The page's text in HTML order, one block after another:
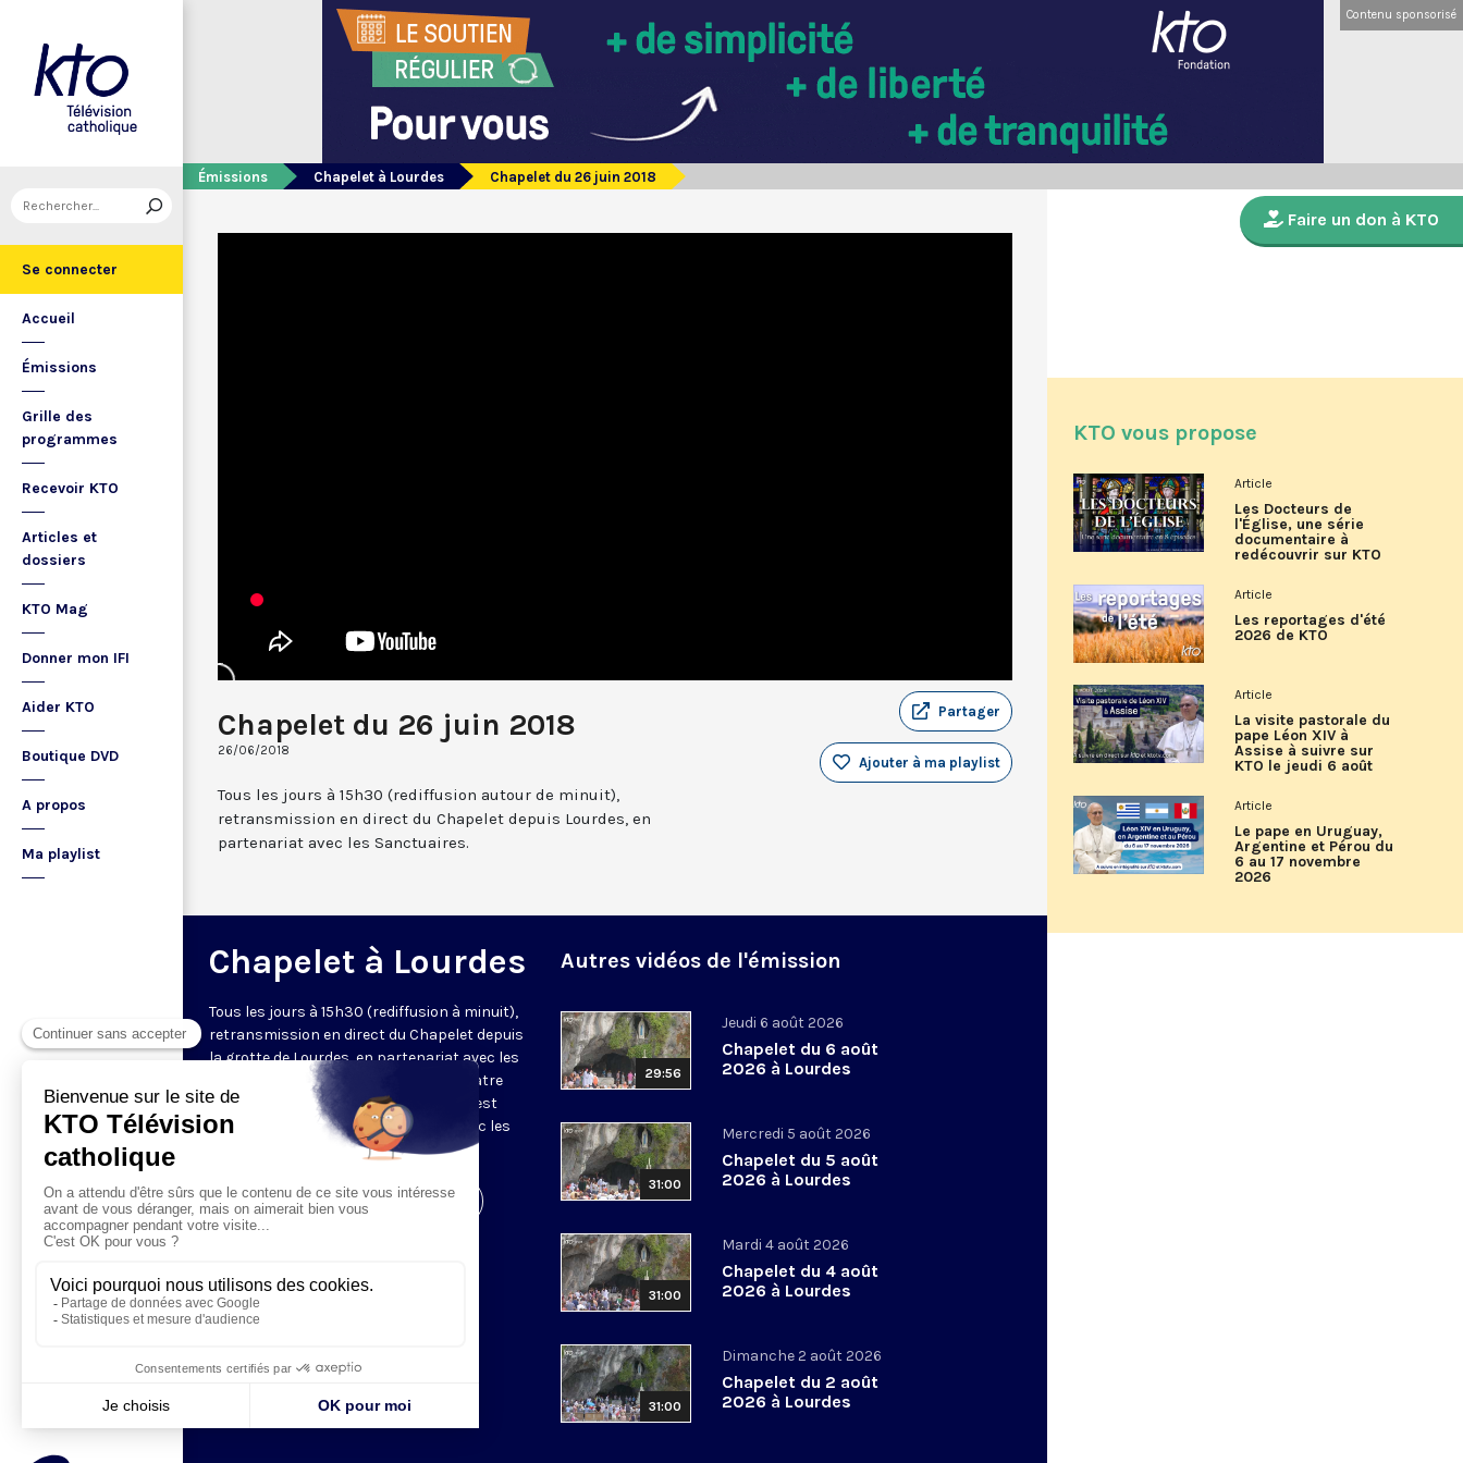
Se connecter
Accueil
Émissions
Grille des
programmes
Recevoir KTO
Articles et
dossiers
KTO Mag
Donner mon IFI
Aider KTO
Boutique DVD
A propos
Ma playlist
Contenu sponsorisé
Émissions Chapelet à Lourdes Chapelet du 26 juin 2018
Chapelet du 26 juin 2018
26/06/2018
Partager
Ajouter à ma playlist
Tous les jours à 15h30 (rediffusion autour de minuit),
retransmission en direct du Chapelet depuis Lourdes, en
partenariat avec les Sanctuaires.
Chapelet à Lourdes
Tous les jours à 15h30 (rediffusion à minuit),
retransmission en direct du Chapelet depuis
la grotte de Lourdes, en partenariat avec les
Sanctuaires. Chaque jour, l'une des quatre
méditations des mystères du Rosaire est
proposée en communion de prière avec les
Visiter la page de l'émission
Autres vidéos de l'émission
29:56
Jeudi 6 août 2026
Chapelet du 6 août
2026 à Lourdes
31:00
Mercredi 5 août 2026
Chapelet du 5 août
2026 à Lourdes
31:00
Mardi 4 août 2026
Chapelet du 4 août
2026 à Lourdes
31:00
Dimanche 2 août 2026
Chapelet du 2 août
2026 à Lourdes
Faire un don à KTO
KTO vous propose
Article
Les Docteurs de
l'Église, une série
documentaire à
redécouvrir sur KTO
Article
Les reportages d'été
2026 de KTO
Article
La visite pastorale du
pape Léon XIV à
Assise à suivre sur
KTO le jeudi 6 août
Article
Le pape en Uruguay,
Argentine et Pérou du
6 au 17 novembre
2026